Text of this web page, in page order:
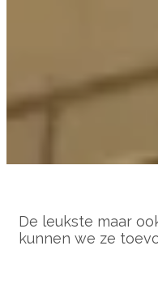
De leukste maar
kunnen we ze